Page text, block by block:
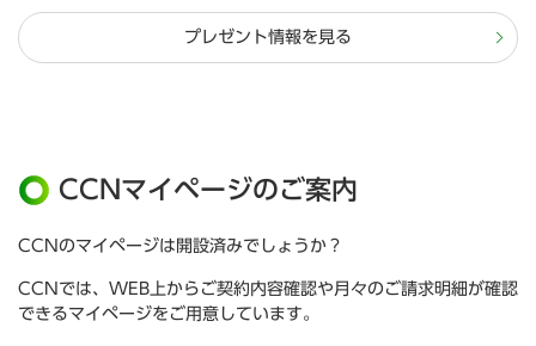
プレゼント情報を見る
CCNマイページのご案内
CCNのマイページは開設済みでしょうか？
CCNでは、WEB上からご契約内容確認や月々のご請求明細が確認
できるマイページをご用意しています。